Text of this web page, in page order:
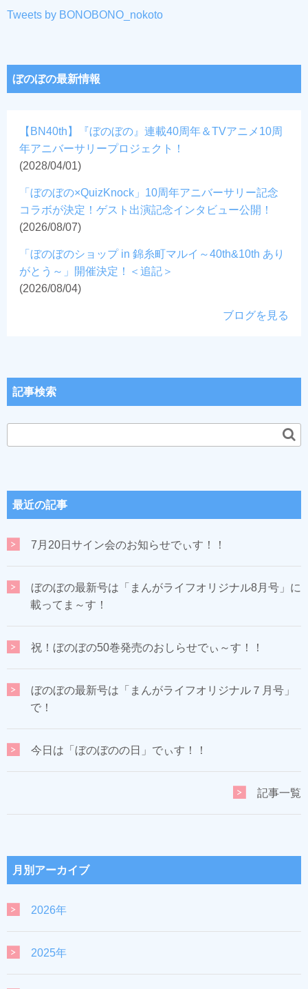
Tweets by BONOBONO_nokoto
ぼのぼの最新情報
【BN40th】『ぼのぼの』連載40周年＆TVアニメ10周
年アニバーサリープロジェクト！
(2028/04/01)
「ぼのぼの×QuizKnock」10周年アニバーサリー記念
コラボが決定！ゲスト出演記念インタビュー公開！
(2026/08/07)
「ぼのぼのショップ in 錦糸町マルイ～40th&10th あり
がとう～」開催決定！＜追記＞
(2026/08/04)
ブログを見る
記事検索
最近の記事
7月20日サイン会のお知らせでぃす！！
ぼのぼの最新号は「まんがライフオリジナル8月号」に
載ってま～す！
祝！ぼのぼの50巻発売のおしらせでぃ～す！！
ぼのぼの最新号は「まんがライフオリジナル７月号」
で！
今日は「ぼのぼのの日」でぃす！！
記事一覧
月別アーカイブ
2026年
2025年